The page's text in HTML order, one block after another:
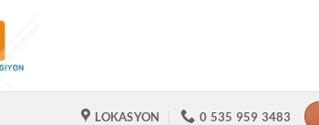
LOKASYON 0 535 959 3483